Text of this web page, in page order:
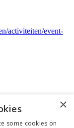
activiteiten/event-
×
some cookies on